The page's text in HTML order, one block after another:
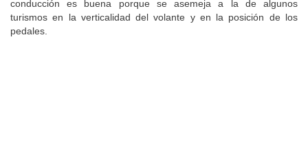
conducción es buena porque se asemeja a la de algunos
turismos en la verticalidad del volante y en la posición de los
pedales.